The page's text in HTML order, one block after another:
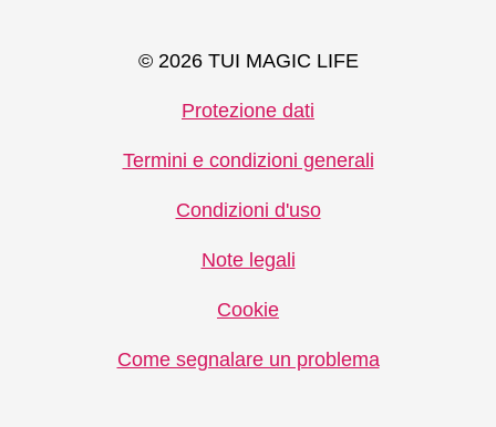
© 2026 TUI MAGIC LIFE
Protezione dati
Termini e condizioni generali
Condizioni d'uso
Note legali
Cookie
Come segnalare un problema